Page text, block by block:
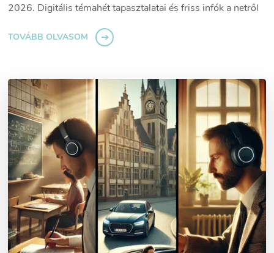
2026. Digitális témahét tapasztalatai és friss infók a netről
TOVÁBB OLVASOM